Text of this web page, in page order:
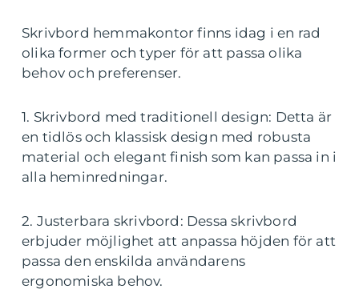
Skrivbord hemmakontor finns idag i en rad
olika former och typer för att passa olika
behov och preferenser.
1. Skrivbord med traditionell design: Detta är
en tidlös och klassisk design med robusta
material och elegant finish som kan passa in i
alla heminredningar.
2. Justerbara skrivbord: Dessa skrivbord
erbjuder möjlighet att anpassa höjden för att
passa den enskilda användarens
ergonomiska behov.